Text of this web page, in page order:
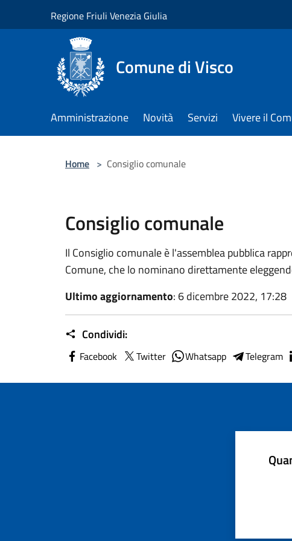
Regione Friuli Venezia Giulia
Comune di Visco
Amministrazione Novità Servizi Vivere il
Home > Consiglio comunale
Consiglio comunale
Il Consiglio comunale è l'assemblea pubblica
Comune, che lo nominano direttamente
Ultimo aggiornamento: 6 dicembre 2022, 17:28
Condividi:
Facebook Twitter Whatsapp Telegram